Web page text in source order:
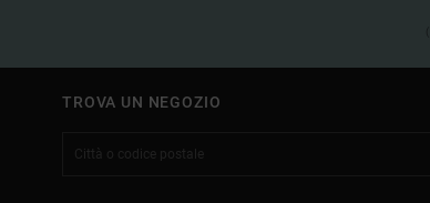
TROVA UN NEGOZIO